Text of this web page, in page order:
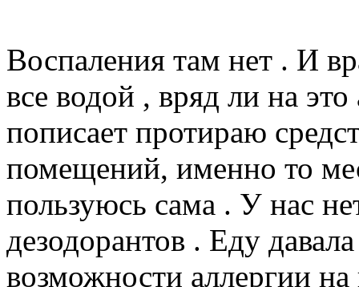
Воспаления там нет . И
все водой , вряд ли на
пописает протираю
помещений, именно то
пользуюсь сама . У нас
дезодорантов . Еду
возможности аллергии